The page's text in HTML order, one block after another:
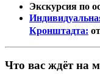
Экскурсия по
Кронштадта:
Что вас ждёт на